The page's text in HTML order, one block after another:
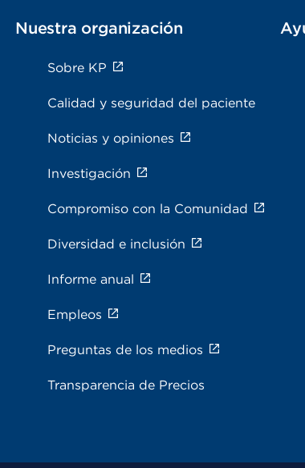
Nuestra organización
Sobre KP
Calidad y seguridad del paciente
Noticias y opiniones
Investigación
Compromiso con la Comunidad
Diversidad e inclusión
Informe anual
Empleos
Preguntas de los medios
Transparencia de Precios